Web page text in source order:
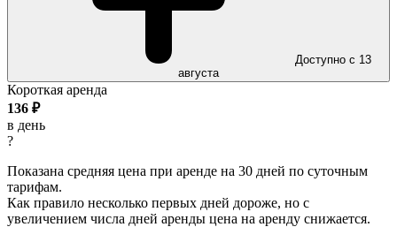
Доступно с 13
августа
Короткая аренда
136 ₽
в день
?
Показана средняя цена при аренде на 30 дней по суточным
тарифам.
Как правило несколько первых дней дороже, но с
увеличением числа дней аренды цена на аренду снижается.